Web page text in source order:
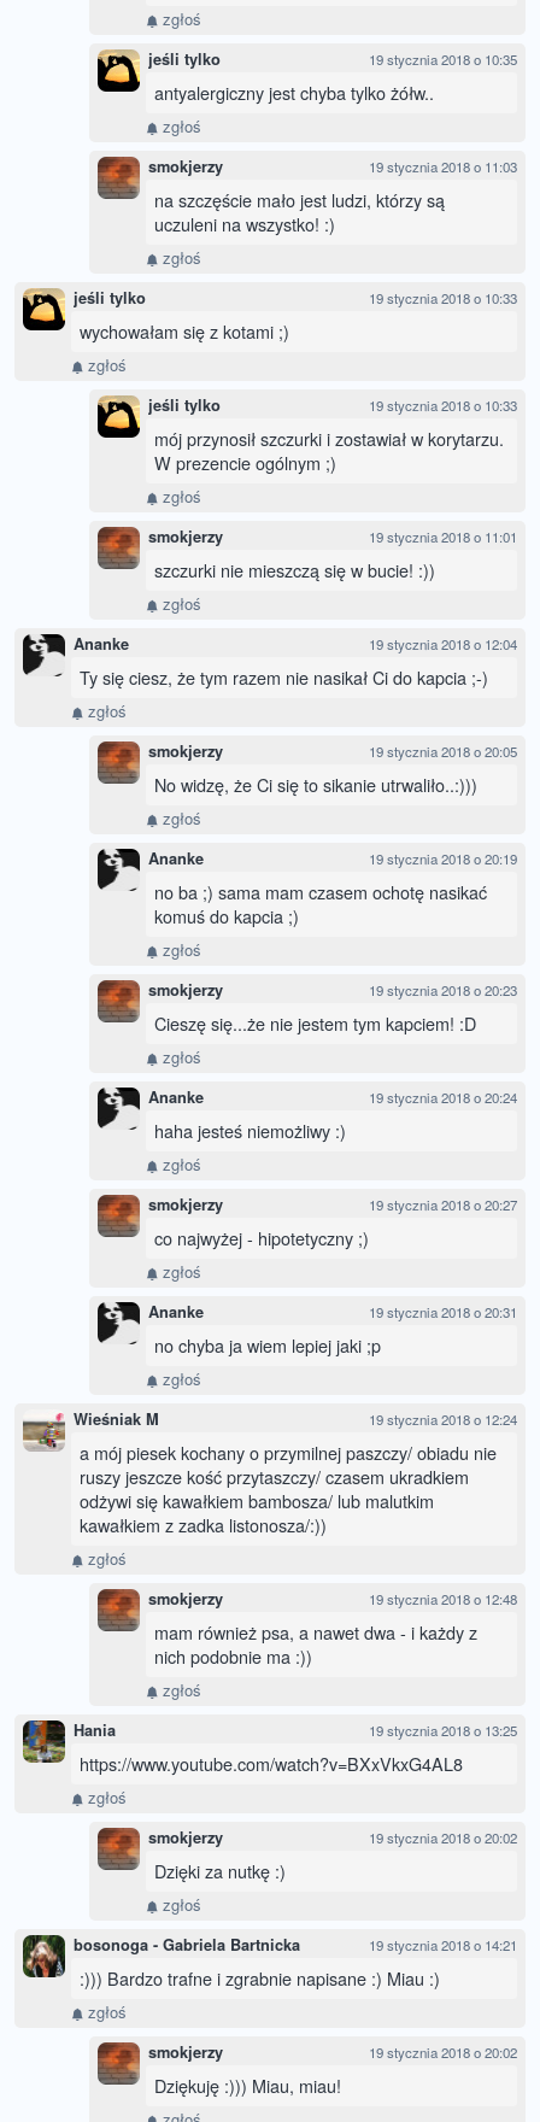
zgłoś
jeśli tylko 19 stycznia 2018 o 10:35
antyalergiczny jest chyba tylko żółw..
zgłoś
smokjerzy 19 stycznia 2018 o 11:03
na szczęście mało jest ludzi, którzy są
uczuleni na wszystko! :)
zgłoś
jeśli tylko 19 stycznia 2018 o 10:33
wychowałam się z kotami ;)
zgłoś
jeśli tylko 19 stycznia 2018 o 10:33
mój przynosił szczurki i zostawiał w korytarzu.
W prezencie ogólnym ;)
zgłoś
smokjerzy 19 stycznia 2018 o 11:01
szczurki nie mieszczą się w bucie! :))
zgłoś
Ananke 19 stycznia 2018 o 12:04
Ty się ciesz, że tym razem nie nasikał Ci do kapcia ;-)
zgłoś
smokjerzy 19 stycznia 2018 o 20:05
No widzę, że Ci się to sikanie utrwaliło..:)))
zgłoś
Ananke 19 stycznia 2018 o 20:19
no ba ;) sama mam czasem ochotę nasikać
komuś do kapcia ;)
zgłoś
smokjerzy 19 stycznia 2018 o 20:23
Cieszę się...że nie jestem tym kapciem! :D
zgłoś
Ananke 19 stycznia 2018 o 20:24
haha jesteś niemożliwy :)
zgłoś
smokjerzy 19 stycznia 2018 o 20:27
co najwyżej - hipotetyczny ;)
zgłoś
Ananke 19 stycznia 2018 o 20:31
no chyba ja wiem lepiej jaki ;p
zgłoś
Wieśniak M 19 stycznia 2018 o 12:24
a mój piesek kochany o przymilnej paszczy/ obiadu nie
ruszy jeszcze kość przytaszczy/ czasem ukradkiem
odżywi się kawałkiem bambosza/ lub malutkim
kawałkiem z zadka listonosza/:))
zgłoś
smokjerzy 19 stycznia 2018 o 12:48
mam również psa, a nawet dwa - i każdy z
nich podobnie ma :))
zgłoś
Hania 19 stycznia 2018 o 13:25
https://www.youtube.com/watch?v=BXxVkxG4AL8
zgłoś
smokjerzy 19 stycznia 2018 o 20:02
Dzięki za nutkę :)
zgłoś
bosonoga - Gabriela Bartnicka 19 stycznia 2018 o 14:21
:))) Bardzo trafne i zgrabnie napisane :) Miau :)
zgłoś
smokjerzy 19 stycznia 2018 o 20:02
Dziękuję :))) Miau, miau!